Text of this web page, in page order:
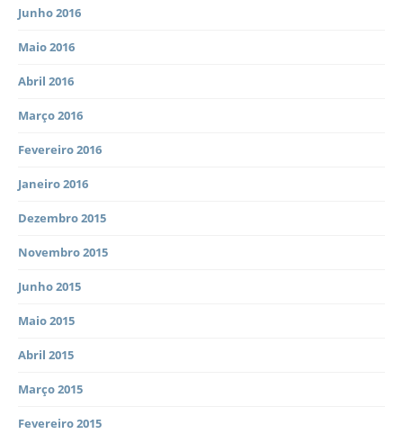
Junho 2016
Maio 2016
Abril 2016
Março 2016
Fevereiro 2016
Janeiro 2016
Dezembro 2015
Novembro 2015
Junho 2015
Maio 2015
Abril 2015
Março 2015
Fevereiro 2015